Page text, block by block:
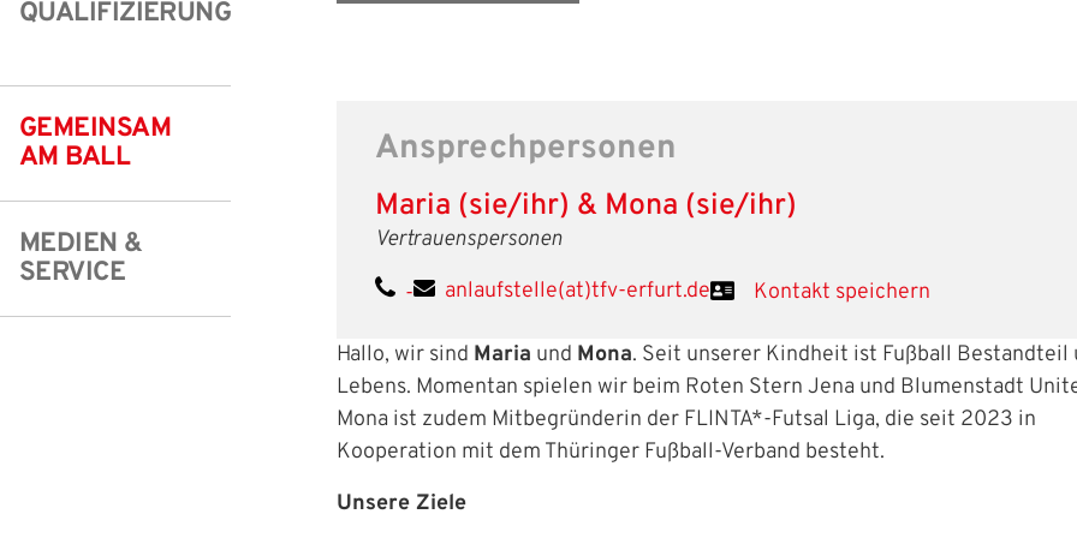
QUALIFIZIERUNG
GEMEINSAM
AM BALL
MEDIEN &
SERVICE
Ansprechpersonen
Maria (sie/ihr) & Mona (sie/ihr)
Vertrauenspersonen
-
anlaufstelle(at)tfv-erfurt.de Kontakt speichern
Hallo, wir sind Maria und Mona. Seit unserer Kindheit ist Fußball Bestandteil
Lebens. Momentan spielen wir beim Roten Stern Jena und Blumenstadt
Mona ist zudem Mitbegründerin der FLINTA*-Futsal Liga, die seit 2023 in
Kooperation mit dem Thüringer Fußball-Verband besteht.
Unsere Ziele
Futsal
#siekickt
Tage des Mädchenfußballs
Länderspiele
Impressum